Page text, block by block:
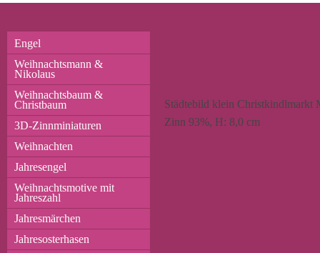
Engel
Weihnachtsmann &
Nikolaus
Weihnachtsbaum &
Christbaum
3D-Zinnminiaturen
Weihnachten
Jahresengel
Weihnachtsmotive mit
Jahreszahl
Jahresmärchen
Jahresosterhasen
Städtebild klein Christkindlmarkt
Zinn 93%, H: 8,0 cm